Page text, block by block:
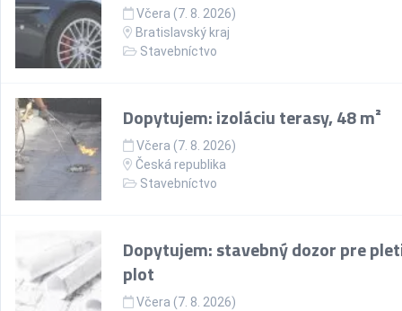
Včera (7. 8. 2026)
Bratislavský kraj
Stavebníctvo
Dopytujem: izoláciu terasy, 48 m²
Včera (7. 8. 2026)
Česká republika
Stavebníctvo
Dopytujem: stavebný dozor pre
plot
Včera (7. 8. 2026)